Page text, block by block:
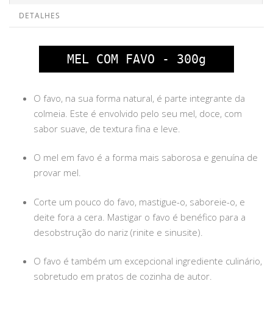
DETALHES
MEL COM FAVO - 300g
O favo, na sua forma natural, é parte integrante da
colmeia. Este é envolvido pelo seu mel, doce, com
sabor suave, de textura fina e leve.
O mel em favo é a forma mais saborosa e genuína de
provar mel.
Corte um pouco do favo, mastigue-o, saboreie-o, e
deite fora a cera. Mastigar o favo é benéfico para a
desobstrução do nariz (rinite e sinusite).
O favo é também um excepcional ingrediente culinário,
sobretudo em pratos de cozinha de autor.